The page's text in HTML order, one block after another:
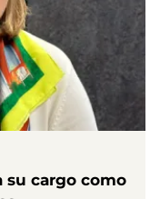
su cargo como